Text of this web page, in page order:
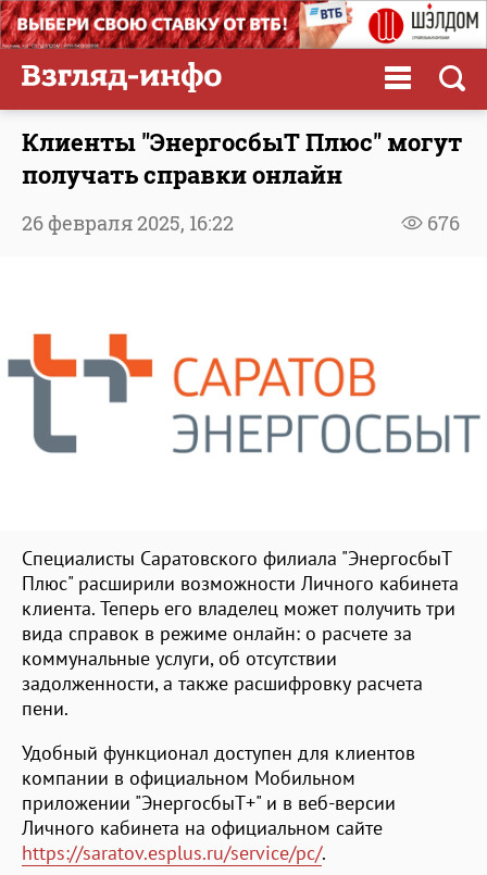
Клиенты "ЭнергосбыТ Плюс" могут
получать справки онлайн
676
26 февраля 2025, 16:22
Специалисты Саратовского филиала "ЭнергосбыТ
Плюс" расширили возможности Личного кабинета
клиента. Теперь его владелец может получить три
вида справок в режиме онлайн: о расчете за
коммунальные услуги, об отсутствии
задолженности, а также расшифровку расчета
пени.
Удобный функционал доступен для клиентов
компании в официальном Мобильном
приложении "ЭнергосбыТ+" и в веб-версии
Личного кабинета на официальном сайте
https://saratov.esplus.ru/service/pc/.